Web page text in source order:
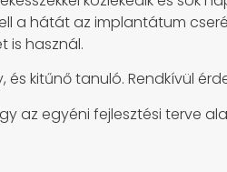
a hátát az implantátum
is használ.
és kitűnő tanuló. Rendkívül
az egyéni fejlesztési terve